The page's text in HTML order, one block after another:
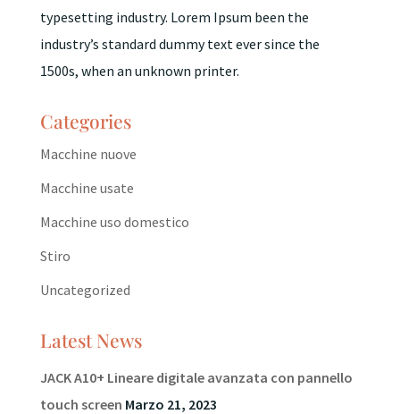
typesetting industry. Lorem Ipsum been the
industry’s standard dummy text ever since the
1500s, when an unknown printer.
Categories
Macchine nuove
Macchine usate
Macchine uso domestico
Stiro
Uncategorized
Latest News
JACK A10+ Lineare digitale avanzata con pannello
touch screen Marzo 21, 2023